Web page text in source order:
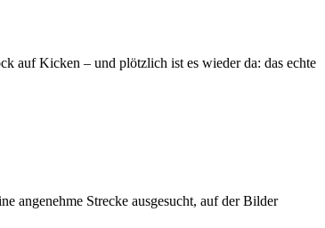
auf Kicken – und plötzlich ist es wieder da: das echte
angenehme Strecke ausgesucht, auf der Bilder